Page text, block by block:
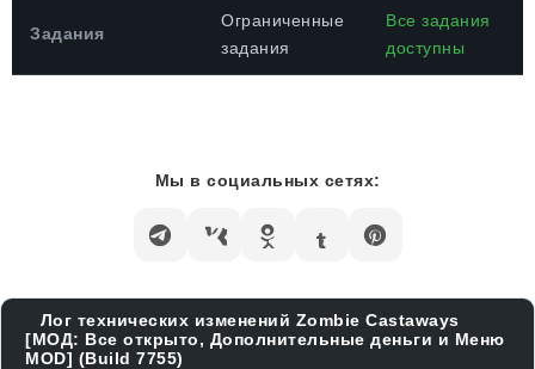
Задания
Ограниченные
задания
Все задания
доступны
Мы в социальных сетях:
Лог технических изменений Zombie Castaways
[МОД: Все открыто, Дополнительные деньги и Меню
MOD] (Build 7755)